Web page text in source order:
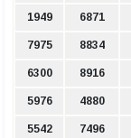
1949 6871
7975 8834
6300 8916
5976 4880
5542 7496